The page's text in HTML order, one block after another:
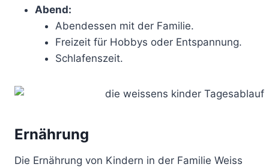
Abend:
Abendessen mit der Familie.
Freizeit für Hobbys oder Entspannung.
Schlafenszeit.
Ernährung
Die Ernährung von Kindern in der Familie Weiss